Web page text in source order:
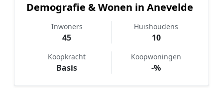
Demografie & Wonen in Anevelde
Inwoners
45
Huishoudens
10
Koopkracht
Basis
Koopwoningen
-%